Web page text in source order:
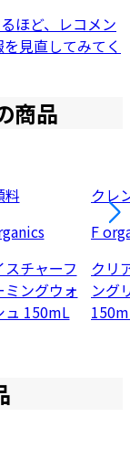
ほど、レコメン
見直してみてく
商品
料
スチャーフ
ミングウォ
ュ 150mL
クレ
F
クリ
ング